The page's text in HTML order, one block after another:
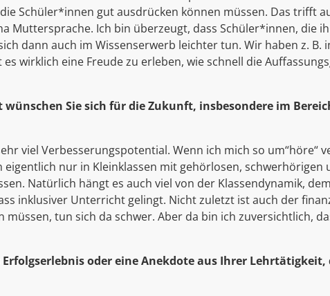
Schüler*innen gut ausdrücken können müssen. Das trifft
Muttersprache. Ich bin überzeugt, dass Schüler*innen, die
dann auch im Wissenserwerb leichter tun. Wir haben z. B.
wirklich eine Freude zu erleben, wie schnell die
Sie sich für die Zukunft, insbesondere im
viel Verbesserungspotential. Wenn ich mich so um“höre“
nur in Kleinklassen mit gehörlosen, schwerhörigen
Natürlich hängt es auch viel von der Klassendynamik,
inklusiver Unterricht gelingt. Nicht zuletzt ist auch der
tun sich da schwer. Aber da bin ich zuversichtlich,
Erfolgserlebnis oder eine Anekdote aus Ihrer